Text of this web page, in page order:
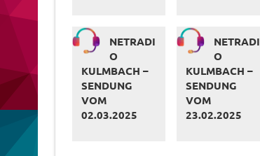
NETRADI
O
KULMBACH –
SENDUNG
VOM
02.03.2025
NETRADI
O
KULMBACH –
SENDUNG
VOM
23.02.2025